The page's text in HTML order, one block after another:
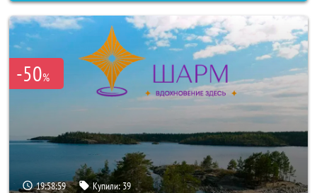
-50%
19:58:59 Купили:39